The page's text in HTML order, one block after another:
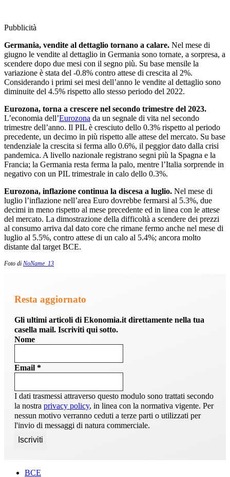
Pubblicità
Germania, vendite al dettaglio tornano a calare. Nel mese di
giugno le vendite al dettaglio in Germania sono tornate, a sorpresa, a
scendere dopo due mesi con il segno più. Su base mensile la
variazione è stata del -0.8% contro attese di crescita al 2%.
Considerando i primi sei mesi dell’anno le vendite al dettaglio sono
diminuite del 4.5% rispetto allo stesso periodo del 2022.
Eurozona, torna a crescere nel secondo trimestre del 2023.
L’economia dell’Eurozona da un segnale di vita nel secondo
trimestre dell’anno. Il PIL è cresciuto dello 0.3% rispetto al periodo
precedente, un decimo in più rispetto alle attese del mercato. Su base
tendenziale la crescita si ferma allo 0.6%, il peggior dato dalla crisi
pandemica. A livello nazionale registrano segni più la Spagna e la
Francia; la Germania resta ferma la palo, mentre l’Italia sorprende in
negativo con un PIL trimestrale in calo dello 0.3%.
Eurozona, inflazione continua la discesa a luglio. Nel mese di
luglio l’inflazione nell’area Euro dovrebbe fermarsi al 5.3%, due
decimi in meno rispetto al mese precedente ed in linea con le attese
del mercato. La dimostrazione della difficoltà a scendere dei prezzi
al consumo arriva dal dato core che rimane fermo anche nel mese di
luglio al 5.5%, contro attese di un calo al 5.4%; ancora molto
distante dal target BCE.
Foto di NoName_13
Resta aggiornato
Gli ultimi articoli di Ekonomia.it direttamente nella tua
casella mail. Iscriviti qui sotto.
Nome
Email *
I dati trasmessi attraverso questo modulo sono trattati secondo
la nostra privacy policy, in linea con la normativa vigente. Per
nessun motivo verranno ceduti a terze parti o utilizzati per
l'invio di messaggi di natura commerciale.
BCE